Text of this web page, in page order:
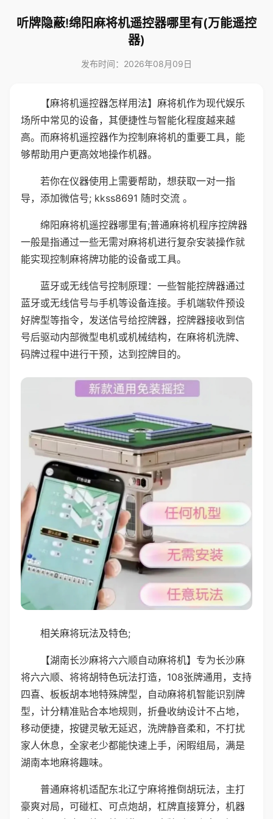
听牌隐蔽!绵阳麻将机遥控器哪里有(万能遥控
器)
发布时间：2026年08月09日
【麻将机遥控器怎样用法】麻将机作为现代娱乐
场所中常见的设备，其便捷性与智能化程度越来越
高。而麻将机遥控器作为控制麻将机的重要工具，能
够帮助用户更高效地操作机器。
若你在仪器使用上需要帮助，想获取一对一指
导，添加微信号; kkss8691 随时交流 。
绵阳麻将机遥控器哪里有;普通麻将机程序控牌器
一般是指通过一些无需对麻将机进行复杂安装操作就
能实现控制麻将牌功能的设备或工具。
蓝牙或无线信号控制原理：一些智能控牌器通过
蓝牙或无线信号与手机等设备连接。手机端软件预设
好牌型等指令，发送信号给控牌器，控牌器接收到信
号后驱动内部微型电机或机械结构，在麻将机洗牌、
码牌过程中进行干预，达到控牌目的。
相关麻将玩法及特色;
【湖南长沙麻将六六顺自动麻将机】专为长沙麻
将六六顺、将将胡特色玩法打造，108张牌通用，支持
四喜、板板胡本地特殊牌型，自动麻将机智能识别牌
型，计分精准贴合本地规则，折叠收纳设计不占地，
移动便捷，按键灵敏无延迟，洗牌静音柔和，不打扰
家人休息，全家老少都能快速上手，闲暇组局，满是
湖南本地麻将趣味。
普通麻将机适配东北辽宁麻将推倒胡玩法，主打
豪爽对局，可碰杠、可点炮胡，杠牌直接算分，机器